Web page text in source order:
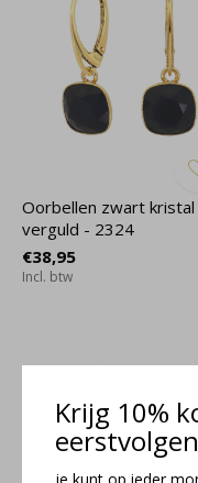
Krijg 10%
Oorbellen zwart kristal
verguld - 2324
€38,95
Incl. btw